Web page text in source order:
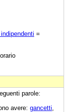
=
parole:
avere: gancetti